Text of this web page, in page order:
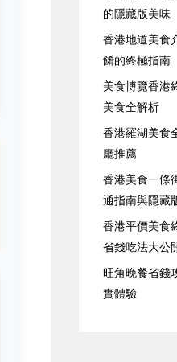
的隱藏版美味
香港地道美食
餚的終極指南
美食博覽香港
美食全解析
香港羅湖美食
廳推薦
香港美食一條
通指南與隱藏
香港平價美食
省錢吃法大公
旺角晚餐省錢
實體驗